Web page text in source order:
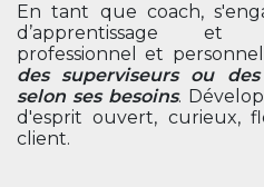
En tant que coach,
d’apprentissage et
professionnel et
des superviseurs ou
selon ses besoins.
d'esprit ouvert, curieux,
client.